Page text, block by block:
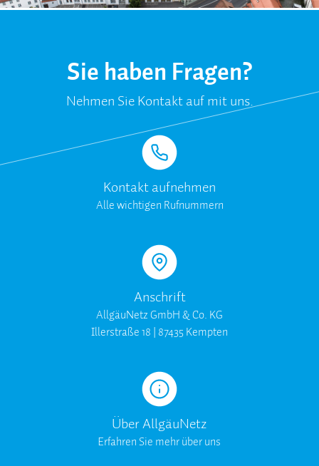
Sie haben Fragen?
Nehmen Sie Kontakt auf mit uns.
Kontakt aufnehmen
Alle wichtigen Rufnummern
Anschrift
AllgäuNetz GmbH & Co. KG
Illerstraße 18 | 87435 Kempten
Über AllgäuNetz
Erfahren Sie mehr über uns